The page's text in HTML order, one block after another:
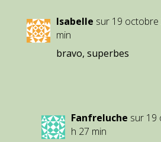
Isabelle sur 19 octobre
min
bravo, superbes
Fanfreluche sur 19
h 27 min